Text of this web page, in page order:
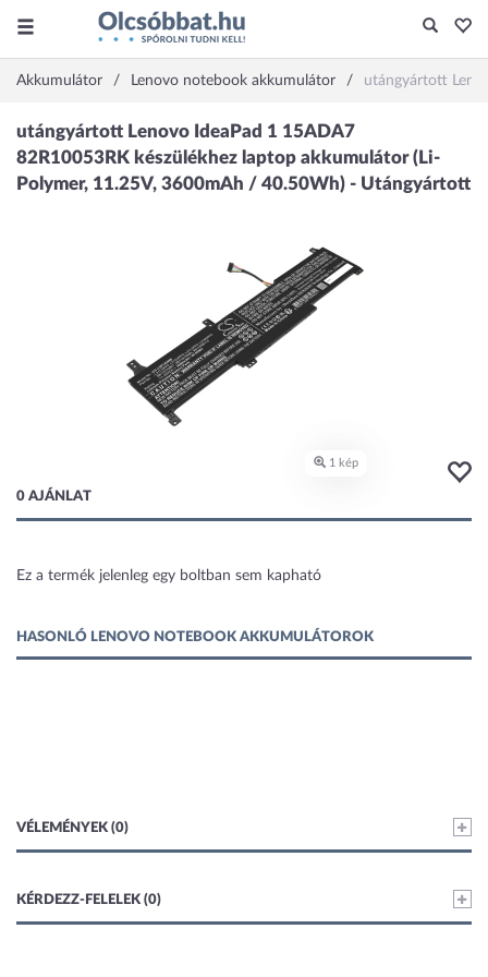
Akkumulátor Lenovo notebook akkumulátor utángyártott
0 AJÁNLAT
Ez a termék jelenleg egy boltban sem kapható
HASONLÓ LENOVO NOTEBOOK AKKUMULÁTOROK
VÉLEMÉNYEK (0)
KÉRDEZZ-FELELEK (0)